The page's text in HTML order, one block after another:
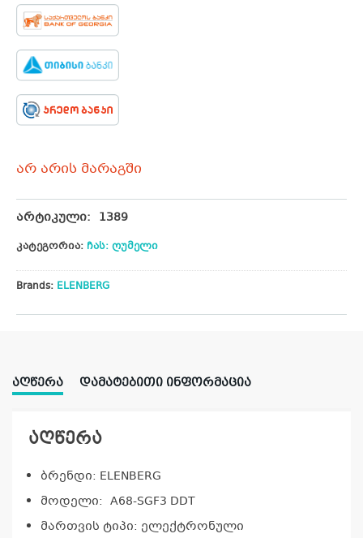
არ არის მარაგში
არტიკული: 1389
კატეგორია: ჩას: ღუმელი
Brands: ELENBERG
ᲐᲦᲬᲔᲠᲐ ᲓᲐᲛᲐᲢᲔᲑᲘᲗᲘ ᲘᲜᲤᲝᲠᲛᲐᲪᲘᲐ
აღწერა
ბრენდი: ELENBERG
მოდელი: A68-SGF3 DDT
მართვის ტიპი: ელექტრონული